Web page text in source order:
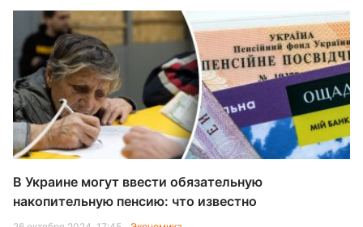
В Украине могут ввести обязательную
накопительную пенсию: что известно